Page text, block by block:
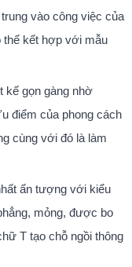
vào công việc của
thế kết hợp với mẫu
kế gọn gàng nhờ
điểm của phong cách
cùng với đó là làm
ấn tượng với kiểu
mỏng, được bo
T tạo chỗ ngồi thông